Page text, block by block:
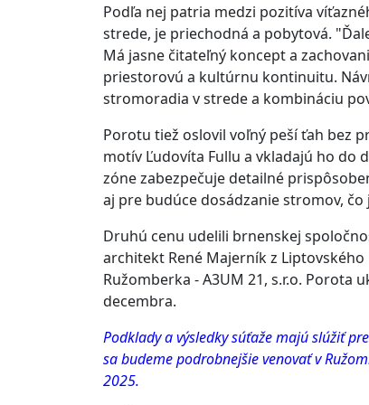
Podľa nej patria medzi pozitíva
strede, je priechodná a pobytová.
Má jasne čitateľný koncept a
priestorovú a kultúrnu kontinuitu.
stromoradia v strede a kombináciu
Porotu tiež oslovil voľný peší ťah bez
motív Ľudovíta Fullu a vkladajú ho do
zóne zabezpečuje detailné
aj pre budúce dosádzanie stromov,
Druhú cenu udelili brnenskej
architekt René Majerník z
Ružomberka - A3UM 21, s.r.o. Porota
decembra.
Podklady a výsledky súťaže majú slúžiť
sa budeme podrobnejšie venovať v
2025.